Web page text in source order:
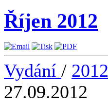
Říjen 2012
Vydání / 2012
27.09.2012